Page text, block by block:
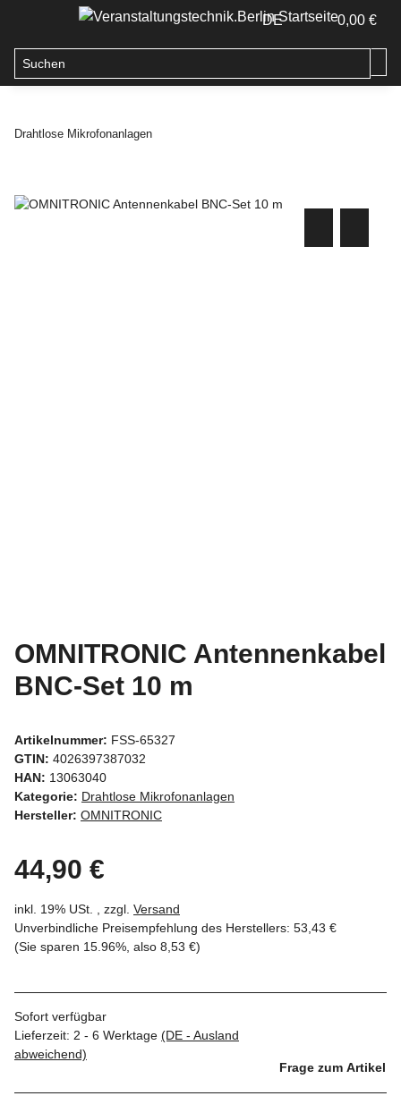
DE 0,00 €
Drahtlose Mikrofonanlagen
OMNITRONIC Antennenkabel
BNC-Set 10 m
Artikelnummer: FSS-65327
GTIN: 4026397387032
HAN: 13063040
Kategorie: Drahtlose Mikrofonanlagen
Hersteller: OMNITRONIC
44,90 €
inkl. 19% USt. , zzgl. Versand
Unverbindliche Preisempfehlung des Herstellers: 53,43 €
(Sie sparen 15.96% , also 8,53 €)
Sofort verfügbar
Lieferzeit: 2 - 6 Werktage (DE - Ausland
abweichend)
Frage zum Artikel